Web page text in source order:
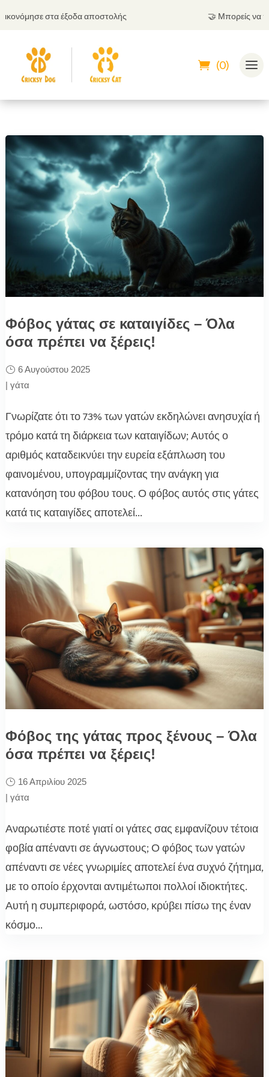
στα έξοδα αποστολής Μπορείς να
(0)
Φόβος γάτας σε καταιγίδες – Όλα
όσα πρέπει να ξέρεις!
6 Αυγούστου 2025
| γάτα
Γνωρίζατε ότι το 73% των γατών εκδηλώνει ανησυχία ή
τρόμο κατά τη διάρκεια των καταιγίδων; Αυτός ο
αριθμός καταδεικνύει την ευρεία εξάπλωση του
φαινομένου, υπογραμμίζοντας την ανάγκη για
κατανόηση του φόβου τους. Ο φόβος αυτός στις γάτες
κατά τις καταιγίδες αποτελεί...
Φόβος της γάτας προς ξένους – Όλα
όσα πρέπει να ξέρεις!
16 Απριλίου 2025
| γάτα
Αναρωτιέστε ποτέ γιατί οι γάτες σας εμφανίζουν τέτοια
φοβία απέναντι σε άγνωστους; Ο φόβος των γατών
απέναντι σε νέες γνωριμίες αποτελεί ένα συχνό ζήτημα,
με το οποίο έρχονται αντιμέτωποι πολλοί ιδιοκτήτες.
Αυτή η συμπεριφορά, ωστόσο, κρύβει πίσω της έναν
κόσμο...